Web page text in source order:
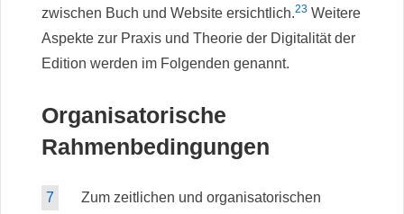
zwischen Buch und Website ersichtlich.23 Weitere
Aspekte zur Praxis und Theorie der Digitalität der
Edition werden im Folgenden genannt.
Organisatorische
Rahmenbedingungen
7
Zum zeitlichen und organisatorischen